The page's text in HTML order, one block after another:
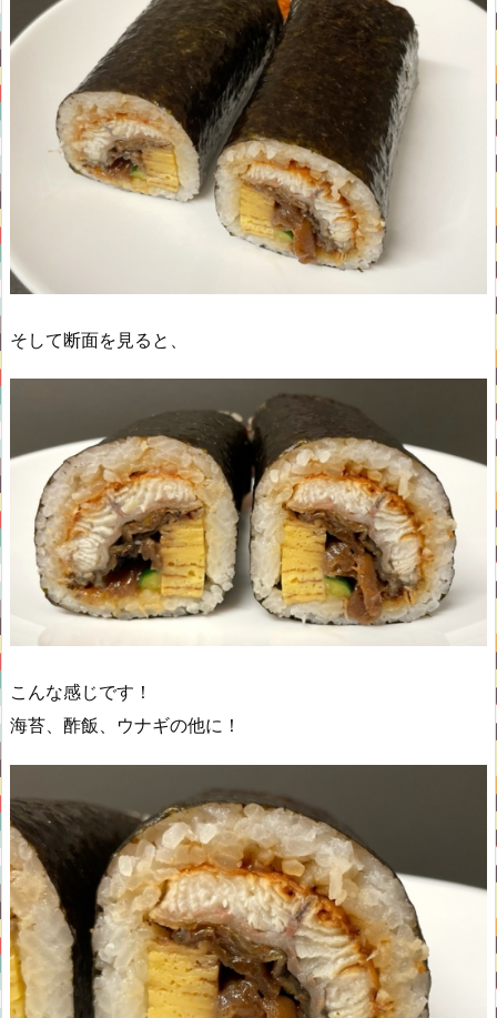
そして断面を見ると、
こんな感じです！
海苔、酢飯、ウナギの他に！